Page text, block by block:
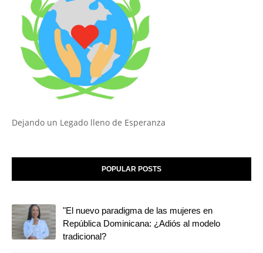
Dejando un Legado lleno de Esperanza
POPULAR POSTS
"El nuevo paradigma de las mujeres en
República Dominicana: ¿Adiós al modelo
tradicional?